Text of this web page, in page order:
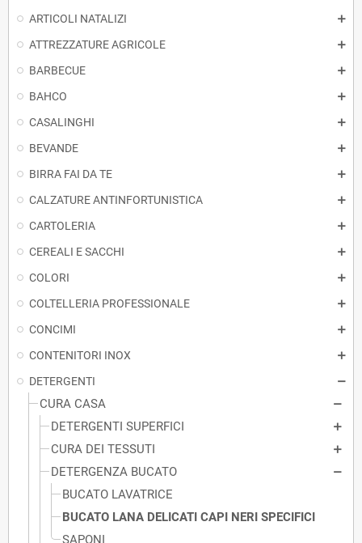
ARTICOLI NATALIZI
ATTREZZATURE AGRICOLE
BARBECUE
BAHCO
CASALINGHI
BEVANDE
BIRRA FAI DA TE
CALZATURE ANTINFORTUNISTICA
CARTOLERIA
CEREALI E SACCHI
COLORI
COLTELLERIA PROFESSIONALE
CONCIMI
CONTENITORI INOX
DETERGENTI
CURA CASA
DETERGENTI SUPERFICI
CURA DEI TESSUTI
DETERGENZA BUCATO
BUCATO LAVATRICE
BUCATO LANA DELICATI CAPI NERI SPECIFICI
SAPONI